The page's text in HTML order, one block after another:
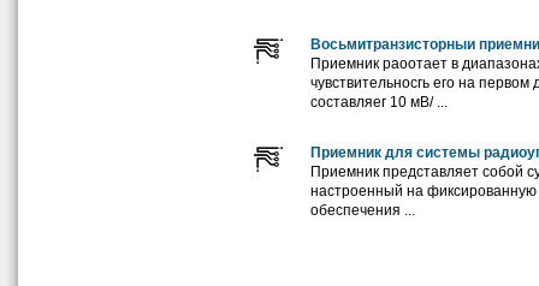
Восьмитранзисторныи
Приемник раоотает в
чувствительносгь его на первом
составляег 10 мВ/ ...
Приемник для системы
Приемник представляет собой
настроенный на фиксированную
обеспечения ...